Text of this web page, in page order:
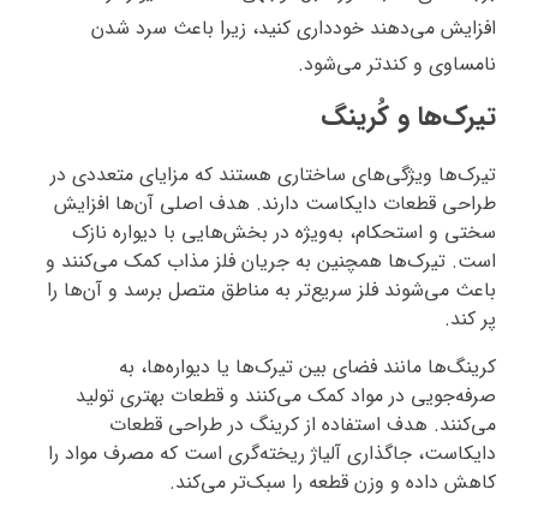
افزایش می‌دهند خودداری کنید، زیرا باعث سرد شدن
نامساوی و کندتر می‌شود.
تیرک‌ها و کُرینگ
تیرک‌ها ویژگی‌های ساختاری هستند که مزایای متعددی در
طراحی قطعات دایکاست دارند. هدف اصلی آن‌ها افزایش
سختی و استحکام، به‌ویژه در بخش‌هایی با دیواره نازک
است. تیرک‌ها همچنین به جریان فلز مذاب کمک می‌کنند و
باعث می‌شوند فلز سریع‌تر به مناطق متصل برسد و آن‌ها را
پر کند.
کرینگ‌ها مانند فضای بین تیرک‌ها یا دیواره‌ها، به
صرفه‌جویی در مواد کمک می‌کنند و قطعات بهتری تولید
می‌کنند. هدف استفاده از کرینگ در طراحی قطعات
دایکاست، جاگذاری آلیاژ ریخته‌گری است که مصرف مواد را
کاهش داده و وزن قطعه را سبک‌تر می‌کند.